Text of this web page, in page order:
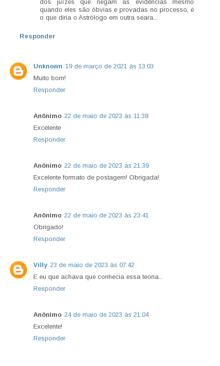
dos juízes que negam as evidências mesmo
quando eles são óbvias e provadas no processo, é
o que diria o Astrólogo em outra seara...
Responder
Unknown 19 de março de 2021 às 13:03
Muito bom!
Responder
Anônimo 22 de maio de 2023 às 11:38
Excelente
Responder
Anônimo 22 de maio de 2023 às 21:39
Excelente formato de postagem! Obrigada!
Responder
Anônimo 22 de maio de 2023 às 23:41
Obrigado!
Responder
Villy 23 de maio de 2023 às 07:42
E eu que achava que conhecia essa teoria...
Responder
Anônimo 24 de maio de 2023 às 21:04
Excelente!
Responder